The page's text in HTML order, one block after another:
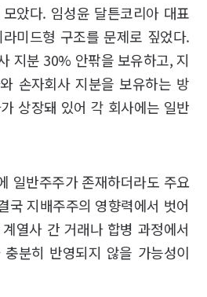
았다. 임성윤 달튼코리아 대표
미드형 구조를 문제로 짚었다.
지분 30% 안팎을 보유하고, 지
손자회사 지분을 보유하는 방
상장돼 있어 각 회사에는 일반
일반주주가 존재하더라도 주요
국 지배주주의 영향력에서 벗어
열사 간 거래나 합병 과정에서
분히 반영되지 않을 가능성이